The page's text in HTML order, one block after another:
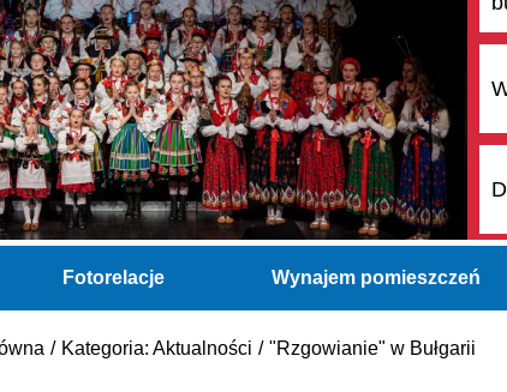
Fotorelacje Wynajem pomieszczeń
Kategoria: Aktualności "Rzgowianie" w Bułgarii